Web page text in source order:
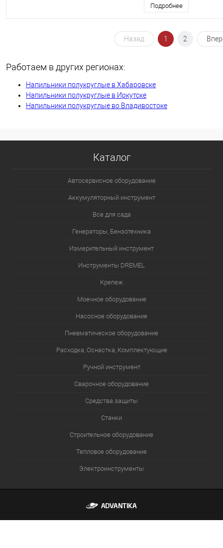
Подробнее
Назад 1 2
Работаем в других регионах:
Напильники полукруглые в Хабаровске
Напильники полукруглые в Иркутске
Напильники полукруглые во Владивостоке
Каталог
Автосервисное оборудование
Аккумуляторный инструмент
Все для сада
Генераторы, Бензотехника
Измерительный инструмент
Инструменты DREMEL
Крепеж
Моечное оборудование
Насосное оборудование
Пневматическое оборудование
Расходка, Оснастка, Комплектующие
Ручной инструмент
Сварочное оборудование
Средства защиты
Станки
Строительное оборудование
Тепловое оборудование
Электроинструменты